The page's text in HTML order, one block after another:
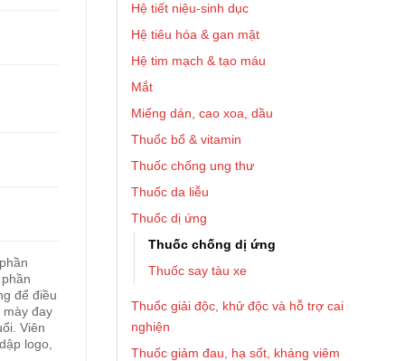
Hệ tiết niệu-sinh dục
Hệ tiêu hóa & gan mật
Hệ tim mạch & tạo máu
Mắt
Miếng dán, cao xoa, dầu
Thuốc bổ & vitamin
Thuốc chống ung thư
Thuốc da liễu
Thuốc dị ứng
Thuốc chống dị ứng
Thuốc say tàu xe
Thuốc giải độc, khử độc và hỗ trợ cai
nghiện
Thuốc giảm đau, hạ sốt, kháng viêm
để điều
đay
Viên
logo,